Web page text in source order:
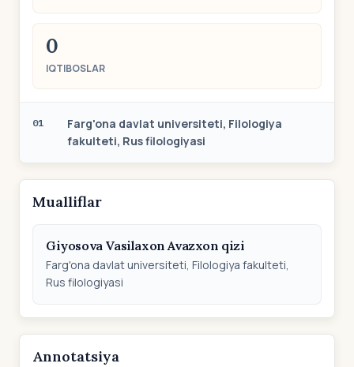
0
IQTIBOSLAR
01
Farg'ona davlat universiteti, Filologiya
fakulteti, Rus filologiyasi
Mualliflar
Giyosova Vasilaxon Avazxon qizi
Farg'ona davlat universiteti, Filologiya fakulteti,
Rus filologiyasi
Annotatsiya